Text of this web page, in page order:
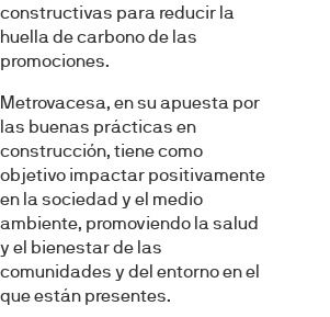
constructivas para reducir la
huella de carbono de las
promociones.
Metrovacesa, en su apuesta por
las buenas prácticas en
construcción, tiene como
objetivo impactar positivamente
en la sociedad y el medio
ambiente, promoviendo la salud
y el bienestar de las
comunidades y del entorno en el
que están presentes.